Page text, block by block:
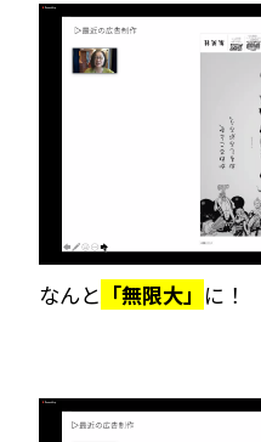
なんと 「無限大」 に！